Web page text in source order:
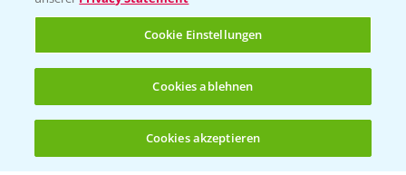
(noch 4)
T.+49 (0)214/30-20220
Folgen Sie uns
Cookie Einstellungen
Cookies ablehnen
Cookies akzeptieren